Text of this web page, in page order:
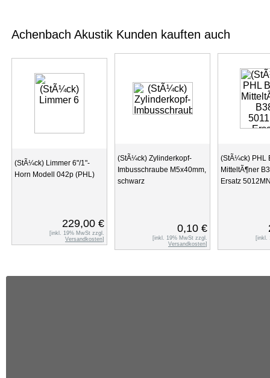
Achenbach Akustik Kunden kauften auch
(StÃ¼ck) Limmer 6"/1"-
Horn Modell 042p (PHL)
229,00 €
[inkl. 19% MwSt zzgl.
Versandkosten]
(StÃ¼ck) Zylinderkopf-
Imbusschraube M5x40mm,
schwarz
0,10 €
[inkl. 19% MwSt zzgl.
Versandkosten]
(StÃ¼ck) PHL
MitteltÃ¶ner
Ersatz
[inkl.